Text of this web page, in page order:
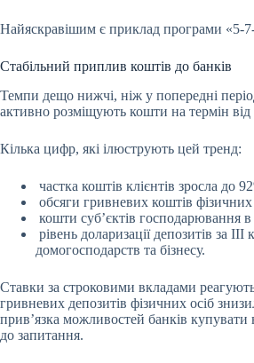
Найяскравішим є приклад програми «5-
Стабільний приплив коштів до банків
Темпи дещо нижчі, ніж у попередні
активно розміщують кошти на термін від
Кілька цифр, які ілюструють цей тренд:
частка коштів клієнтів зросла до
обсяги гривневих коштів
кошти суб’єктів господарювання
рівень доларизації депозитів за
домогосподарств та бізнесу.
Ставки за строковими вкладами
гривневих депозитів фізичних осіб
прив’язка можливостей банків купувати
до запитання.